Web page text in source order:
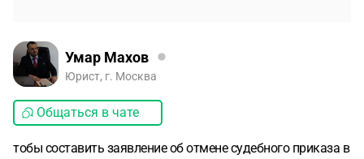
Умар Махов
Юрист, г. Москва
Общаться в чате
тобы составить заявление об отмене судебного приказа в